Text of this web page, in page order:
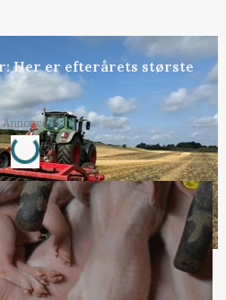
Her er efterårets største
Annonce